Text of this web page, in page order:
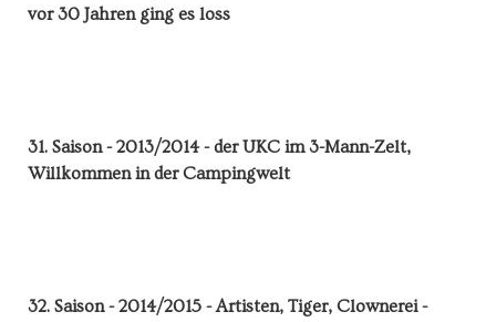
vor 30 Jahren ging es loss
31. Saison - 2013/2014 - der UKC im 3-Mann-Zelt,
Willkommen in der Campingwelt
32. Saison - 2014/2015 - Artisten, Tiger, Clownerei -